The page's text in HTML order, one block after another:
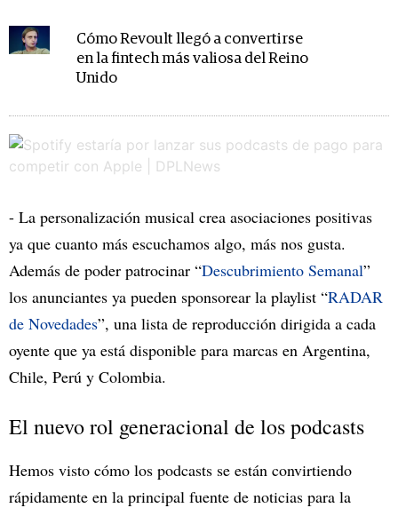
Cómo Revoult llegó a convertirse
en la fintech más valiosa del Reino
Unido
- La personalización musical crea asociaciones positivas
ya que cuanto más escuchamos algo, más nos gusta.
Además de poder patrocinar “Descubrimiento Semanal”
los anunciantes ya pueden sponsorear la playlist “RADAR
de Novedades”, una lista de reproducción dirigida a cada
oyente que ya está disponible para marcas en Argentina,
Chile, Perú y Colombia.
El nuevo rol generacional de los podcasts
Hemos visto cómo los podcasts se están convirtiendo
rápidamente en la principal fuente de noticias para la